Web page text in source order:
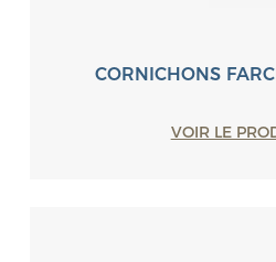
CORNICHONS
VOIR LE